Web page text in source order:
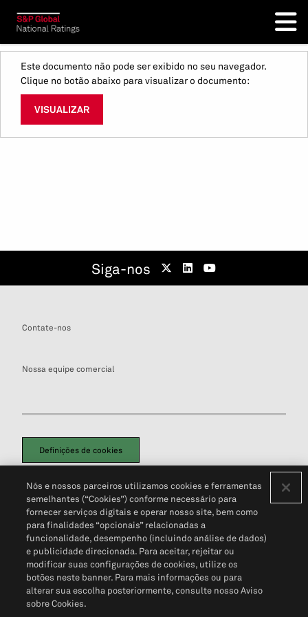
Este documento não pode ser exibido no seu navegador.
Clique no botão abaixo para visualizar o documento:
VISUALIZAR
Siga-nos
Contate-nos
Nossa equipe comercial
Definições de cookies
Política de PrivacidadePortal de privacidade do cliente (em inglês)
Não Venda Minhas Informações Pessoais© 2026 S&P Global
Nós e nossos parceiros utilizamos cookies e ferramentas
semelhantes (“Cookies”) conforme necessário para
fornecer serviços digitais e operar nosso site, bem como
para finalidades “opcionais” relacionadas a
funcionalidade, desempenho (incluindo análise de dados)
e publicidade direcionada. Para aceitar, rejeitar ou
modificar suas configurações de cookies, utilize os
botões neste banner. Para mais informações ou para
alterar sua escolha posteriormente, consulte nosso Aviso
sobre Cookies.